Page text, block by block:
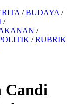
/BUDAYA /
/
/
/RUBRIK
Candi